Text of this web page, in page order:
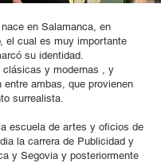
en Salamanca, en
el cual es muy importante
su identidad.
clásicas y modernas , y
entre ambas, que provienen
surrealista.
escuela de artes y oficios de
la carrera de Publicidad y
y Segovia y posteriormente